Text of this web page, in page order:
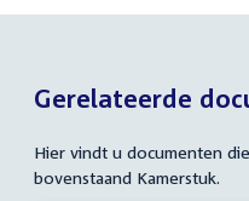
Gerelateerde
Hier vindt u documenten
bovenstaand Kamerstuk.